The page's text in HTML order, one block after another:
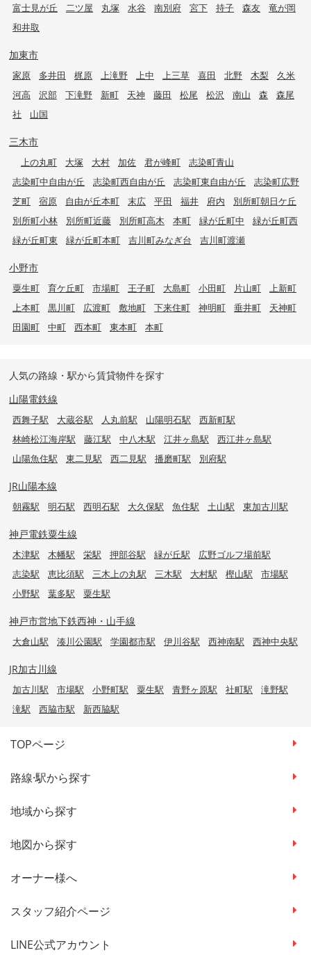
富士見が丘
二ツ屋 丸塚 水谷 南別府 宮下 持子 森友
竜が岡
和井取
加東市
家原 多井田 梶原 上滝野 上中 上三草 喜田 北野 木梨
久米
河高
沢部 下滝野 新町 天神 藤田 松尾 松沢 南山 森
森尾
社
山国
三木市
上の丸町 大塚 大村 加佐 君が峰町
志染町青山
志染町中自由が丘
志染町西自由が丘 志染町東自由が丘
志染町広野
芝町
宿原 自由が丘本町 末広 平田 福井 府内
別所町朝日ケ丘
別所町小林
別所町近藤 別所町高木 本町 緑が丘町中
緑が丘町西
緑が丘町東
緑が丘町本町 吉川町みなぎ台 吉川町渡瀬
小野市
粟生町 育ケ丘町 市場町 王子町 大島町 小田町 片山町
上新町
上本町
黒川町 広渡町 敷地町 下来住町 神明町 垂井町
天神町
田園町
中町 西本町 東本町 本町
人気の路線・駅から賃貸物件を探す
山陽電鉄線
西舞子駅 大蔵谷駅 人丸前駅 山陽明石駅
西新町駅
林崎松江海岸駅
藤江駅 中八木駅 江井ヶ島駅
西江井ヶ島駅
山陽魚住駅
東二見駅 西二見駅 播磨町駅 別府駅
JR山陽本線
朝霧駅 明石駅 西明石駅 大久保駅 魚住駅 土山駅 東加古川駅
神戸電鉄粟生線
木津駅 木幡駅 栄駅 押部谷駅 緑が丘駅
広野ゴルフ場前駅
志染駅
恵比須駅 三木上の丸駅 三木駅 大村駅 樫山駅
市場駅
小野駅
葉多駅 粟生駅
神戸市営地下鉄西神・山手線
大倉山駅 湊川公園駅 学園都市駅 伊川谷駅 西神南駅 西神中央駅
JR加古川線
加古川駅 市場駅 小野町駅 粟生駅 青野ヶ原駅 社町駅
滝野駅
滝駅
西脇市駅 新西脇駅
TOPページ
路線·駅から探す
地域から探す
地図から探す
オーナー様へ
スタッフ紹介ページ
LINE公式アカウント